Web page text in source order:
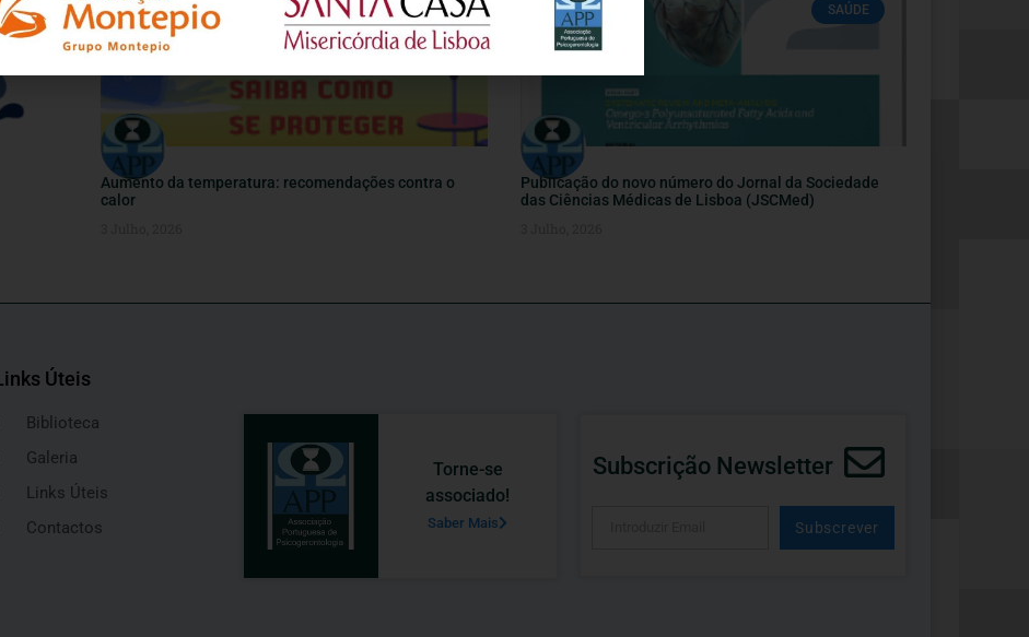
SAÚDE
Aumento da temperatura: recomendações contra o
calor
SAÚDE
Publicação do novo número do Jornal da Sociedade
das Ciências Médicas de Lisboa (JSCMed)
Úteis
Biblioteca
Galeria
Links Úteis
Contactos
Torne-se
associado!
Saber Mais
Subscrição Newsletter
Subscrever